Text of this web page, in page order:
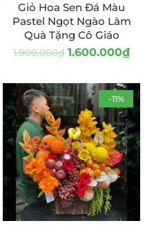
Giỏ Hoa Sen Đá Màu
Pastel Ngọt Ngào Làm
Quà Tặng Cô Giáo
1.900.000₫ 1.600.000₫
-11%